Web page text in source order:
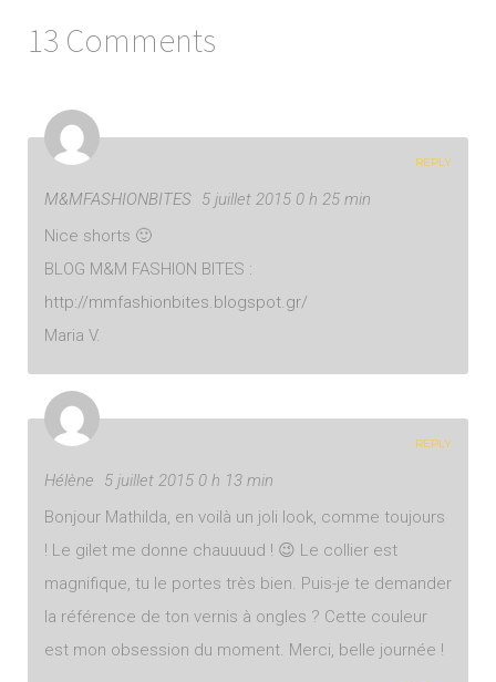
13 Comments
M&MFASHIONBITES 5 juillet 2015 0 h 25 min
Nice shorts 🙂
BLOG M&M FASHION BITES :
http://mmfashionbites.blogspot.gr/
Maria V.
REPLY
Hélène
5 juillet 2015 0 h 13 min
Bonjour Mathilda, en voilà un joli look, comme toujours
! Le gilet me donne chauuuud ! 😉 Le collier est
magnifique, tu le portes très bien. Puis-je te demander
la référence de ton vernis à ongles ? Cette couleur
est mon obsession du moment. Merci, belle journée !
REPLY